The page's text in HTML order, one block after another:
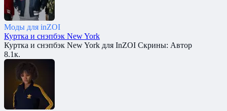
Моды для inZOI
Куртка и снэпбэк New York
Куртка и снэпбэк New York для InZOI Скрины: Автор
8.1к.